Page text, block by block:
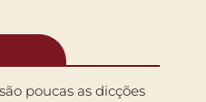
poucas as dicções